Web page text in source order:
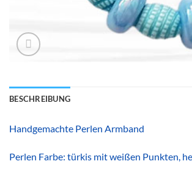
BESCHREIBUNG
Handgemachte Perlen Armband
Perlen Farbe: türkis mit weißen Punkten,